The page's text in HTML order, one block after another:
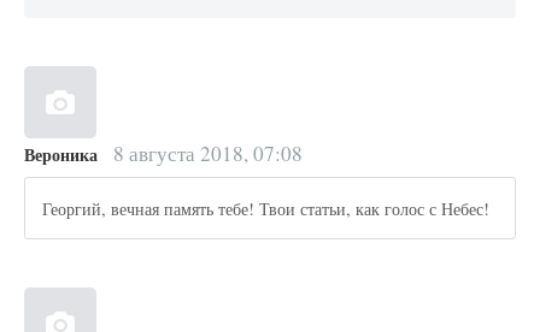
Вероника 8 августа 2018, 07:08
Георгий, вечная память тебе! Твои статьи, как голос с Небес!